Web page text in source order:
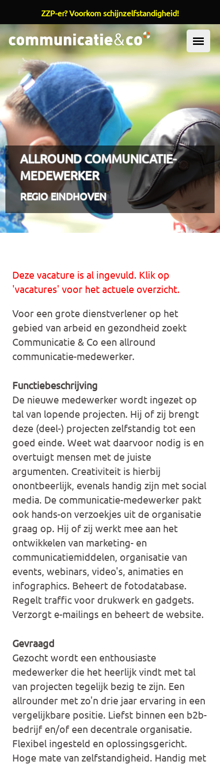
Overslaan en naar de inhoud gaan
ALLROUND COMMUNICATIE-
MEDEWERKER
REGIO EINDHOVEN
Deze vacature is al ingevuld. Klik op
'vacatures' voor het actuele overzicht.
Voor een grote dienstverlener op het
gebied van arbeid en gezondheid zoekt
Communicatie & Co een allround
communicatie-medewerker.
Functiebeschrijving
De nieuwe medewerker wordt ingezet op
tal van lopende projecten. Hij of zij brengt
deze (deel-) projecten zelfstandig tot een
goed einde. Weet wat daarvoor nodig is en
overtuigt mensen met de juiste
argumenten. Creativiteit is hierbij
onontbeerlijk, evenals handig zijn met social
media. De communicatie-medewerker pakt
ook hands-on verzoekjes uit de organisatie
graag op. Hij of zij werkt mee aan het
ontwikkelen van marketing- en
communicatiemiddelen, organisatie van
events, webinars, video's, animaties en
infographics. Beheert de fotodatabase.
Regelt traffic voor drukwerk en gadgets.
Verzorgt e-mailings en beheert de website.
Gevraagd
Gezocht wordt een enthousiaste
medewerker die het heerlijk vindt met tal
van projecten tegelijk bezig te zijn. Een
allrounder met zo'n drie jaar ervaring in een
vergelijkbare positie. Liefst binnen een b2b-
bedrijf en/of een decentrale organisatie.
Flexibel ingesteld en oplossingsgericht.
Hoge mate van zelfstandigheid. Handig met
ZZP-er? Voorkom schijnzelfstandigheid!